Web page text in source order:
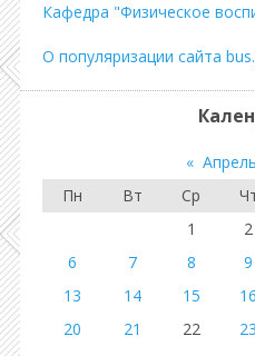
Кафедра "Физическое
О популяризации сайта
«
Пн
Вт Ср
1
2
6
7 8 9
13
14 15 16
20
21 22 23